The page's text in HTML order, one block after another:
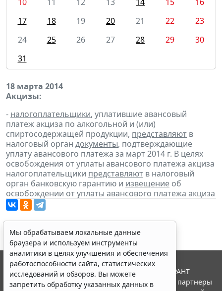
17
18 19 20 21 22
23
24
25 26 27 28 29
30
31
18 марта 2014
Акцизы:
- налогоплательщики, уплатившие авансовый
платеж акциза по алкогольной и (или)
спиртосодержащей продукции, представляют в
налоговый орган документы, подтверждающие
уплату авансового платежа за март 2014 г. В целях
освобождения от уплаты авансового платежа акциза
налогоплательщики представляют в налоговый
орган банковскую гарантию и извещение об
освобождении от уплаты авансового платежа акциза
Мы обрабатываем локальные данные
браузера и используем инструменты
аналитики в целях улучшения и обеспечения
работоспособности сайта, статистических
исследований и обзоров. Вы можете
запретить обработку указанных данных в
© ООО "НПП "ГАРАНТ-СЕРВИС", 2026. Система ГАРАНТ
выпускается с 1990 года. Компания "Гарант" и ее партнеры